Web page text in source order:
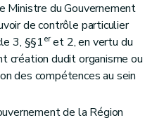
Ministre du Gouvernement
de contrôle particulier
3, §§1eret 2, en vertu du
création dudit organisme ou
des compétences au sein
de la Région